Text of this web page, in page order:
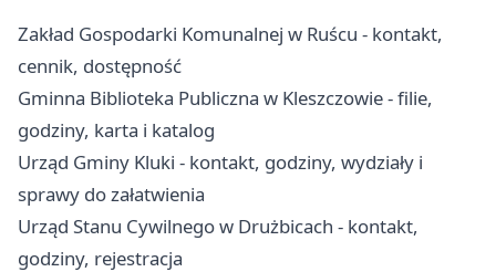
Zakład Gospodarki Komunalnej w Ruścu - kontakt,
cennik, dostępność
Gminna Biblioteka Publiczna w Kleszczowie - filie,
godziny, karta i katalog
Urząd Gminy Kluki - kontakt, godziny, wydziały i
sprawy do załatwienia
Urząd Stanu Cywilnego w Drużbicach - kontakt,
godziny, rejestracja